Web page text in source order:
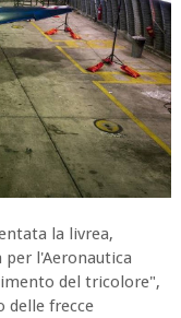
la livrea,
l'Aeronautica
del tricolore",
delle frecce